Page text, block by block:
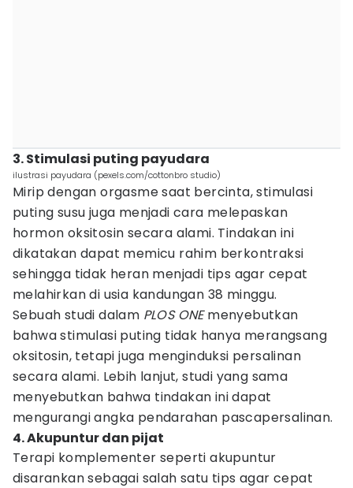
3. Stimulasi puting payudara
ilustrasi payudara (pexels.com/cottonbro studio)
Mirip dengan orgasme saat bercinta, stimulasi
puting susu juga menjadi cara melepaskan
hormon oksitosin secara alami. Tindakan ini
dikatakan dapat memicu rahim berkontraksi
sehingga tidak heran menjadi tips agar cepat
melahirkan di usia kandungan 38 minggu.
Sebuah studi dalam PLOS ONEmenyebutkan
bahwa stimulasi puting tidak hanya merangsang
oksitosin, tetapi juga menginduksi persalinan
secara alami. Lebih lanjut, studi yang sama
menyebutkan bahwa tindakan ini dapat
mengurangi angka pendarahan pascapersalinan.
4. Akupuntur dan pijat
Terapi komplementer seperti akupuntur
disarankan sebagai salah satu tips agar cepat